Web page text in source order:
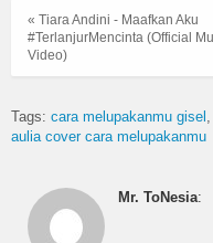
« Tiara Andini - Maafkan Aku
#TerlanjurMencinta (Official
Video)
Tags: cara melupakanmu gisel
aulia cover cara melupakanmu
Mr. ToNesia: